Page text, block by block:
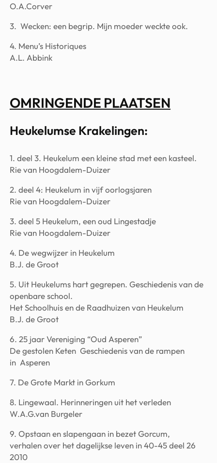
O.A.Corver
3. Wecken: een begrip. Mijn moeder weckte ook.
4. Menu’s Historiques
A.L. Abbink
OMRINGENDE PLAATSEN
Heukelumse Krakelingen:
1. deel 3. Heukelum een kleine stad met een kasteel.
Rie van Hoogdalem-Duizer
2. deel 4: Heukelum in vijf oorlogsjaren
Rie van Hoogdalem-Duizer
3. deel 5 Heukelum, een oud Lingestadje
Rie van Hoogdalem-Duizer
4. De wegwijzer in Heukelum
B.J. de Groot
5. Uit Heukelums hart gegrepen. Geschiedenis van de
openbare school.
Het Schoolhuis en de Raadhuizen van Heukelum
B.J. de Groot
6. 25 jaar Vereniging “Oud Asperen”
De gestolen Keten Geschiedenis van de rampen
in Asperen
7. De Grote Markt in Gorkum
8. Lingewaal. Herinneringen uit het verleden
W.A.G.van Burgeler
9. Opstaan en slapengaan in bezet Gorcum,
verhalen over het dagelijkse leven in 40-45 deel 26
2010